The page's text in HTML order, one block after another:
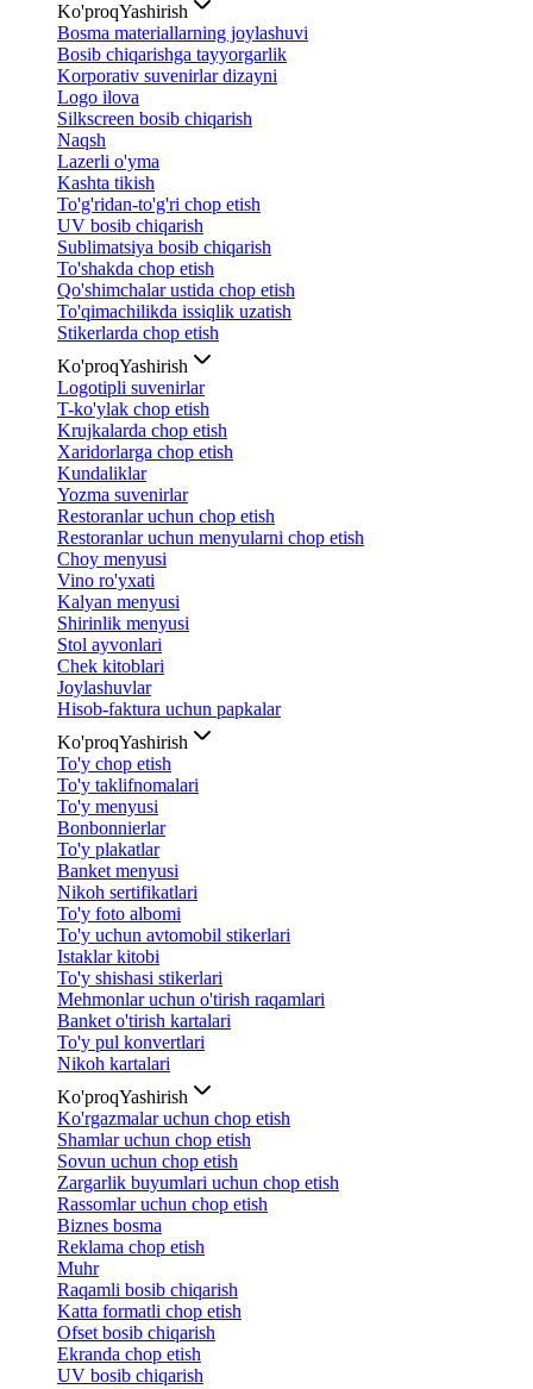
Ko'proqYashirish
Bosma materiallarning joylashuvi
Bosib chiqarishga tayyorgarlik
Korporativ suvenirlar dizayni
Logo ilova
Silkscreen bosib chiqarish
Naqsh
Lazerli o'yma
Kashta tikish
To'g'ridan-to'g'ri chop etish
UV bosib chiqarish
Sublimatsiya bosib chiqarish
To'shakda chop etish
Qo'shimchalar ustida chop etish
To'qimachilikda issiqlik uzatish
Stikerlarda chop etish
Ko'proqYashirish
Logotipli suvenirlar
T-ko'ylak chop etish
Krujkalarda chop etish
Xaridorlarga chop etish
Kundaliklar
Yozma suvenirlar
Restoranlar uchun chop etish
Restoranlar uchun menyularni chop etish
Choy menyusi
Vino ro'yxati
Kalyan menyusi
Shirinlik menyusi
Stol ayvonlari
Chek kitoblari
Joylashuvlar
Hisob-faktura uchun papkalar
Ko'proqYashirish
To'y chop etish
To'y taklifnomalari
To'y menyusi
Bonbonnierlar
To'y plakatlar
Banket menyusi
Nikoh sertifikatlari
To'y foto albomi
To'y uchun avtomobil stikerlari
Istaklar kitobi
To'y shishasi stikerlari
Mehmonlar uchun o'tirish raqamlari
Banket o'tirish kartalari
To'y pul konvertlari
Nikoh kartalari
Ko'proqYashirish
Ko'rgazmalar uchun chop etish
Shamlar uchun chop etish
Sovun uchun chop etish
Zargarlik buyumlari uchun chop etish
Rassomlar uchun chop etish
Biznes bosma
Reklama chop etish
Muhr
Raqamli bosib chiqarish
Katta formatli chop etish
Ofset bosib chiqarish
Ekranda chop etish
UV bosib chiqarish